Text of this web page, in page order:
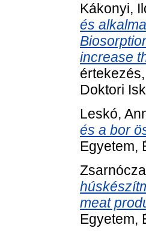
Kákonyi,
és
increase
Doktori
Leskó,
és a bor
Egyetem,
meat
Egyetem,